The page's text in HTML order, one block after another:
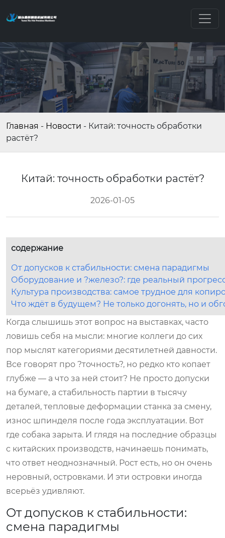
Главная - Новости - Китай: точность обработки
растёт?
Китай: точность обработки растёт?
2026-01-05
содержание
От допусков к стабильности: смена парадигмы
Оборудование и ?железо?: где реальный
Культура производства: самое трудное для
Что ждёт в будущем? Не только догонять, но и
Когда слышишь этот вопрос на выставках, часто
ловишь себя на мысли: многие коллеги до сих
пор мыслят категориями десятилетней давности.
Все говорят про ?точность?, но редко кто копает
глубже — а что за ней стоит? Не просто допуски
на бумаге, а стабильность партии в тысячу
деталей, тепловые деформации станка за смену,
износ шпинделя после года эксплуатации. Вот
где собака зарыта. И глядя на последние образцы
с китайских производств, начинаешь понимать,
что ответ неоднозначный. Рост есть, но он очень
неровный, островками. И эти островки иногда
всерьёз удивляют.
От допусков к стабильности:
смена парадигмы